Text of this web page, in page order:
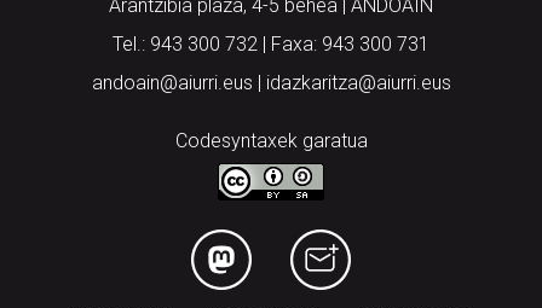
Arantzibia plaza, 4-5 behea | ANDOAIN
Tel.: 943 300 732 | Faxa: 943 300 731
andoain@aiurri.eus | idazkaritza@aiurri.eus
Codesyntaxek garatua